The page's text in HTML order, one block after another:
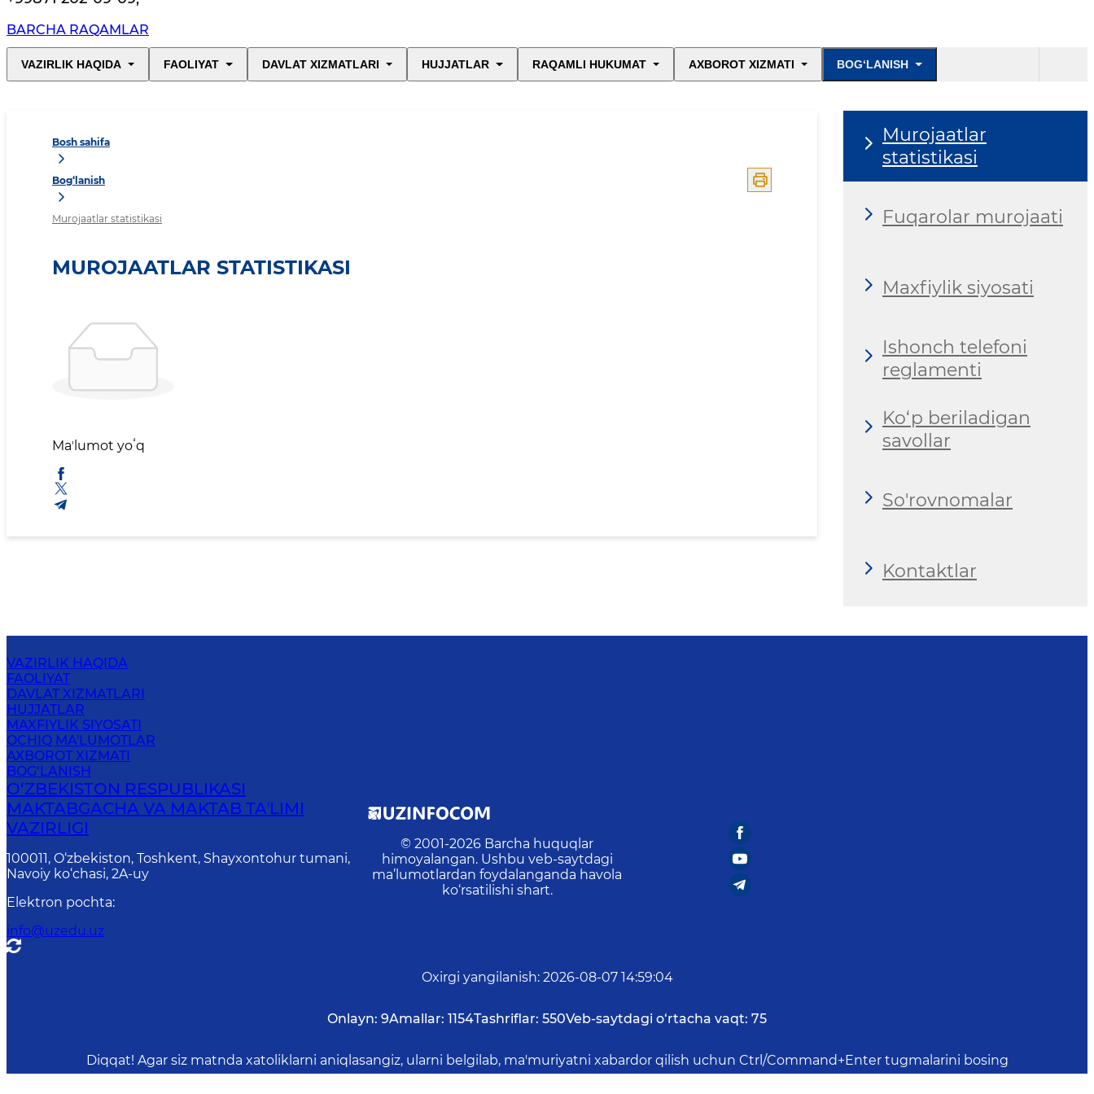
BARCHA RAQAMLAR
VAZIRLIK HAQIDA FAOLIYAT DAVLAT XIZMATLARI HUJJATLAR RAQAMLI HUKUMAT AXBOROT XIZMATI BOG‘LANISH
Bosh sahifa
Bog‘lanish
Murojaatlar statistikasi
MUROJAATLAR STATISTIKASI
Maʼlumot yoʻq
Murojaatlar
statistikasi
Fuqarolar murojaati
Maxfiylik siyosati
Ishonch telefoni
reglamenti
Ko‘p beriladigan
savollar
So'rovnomalar
Kontaktlar
VAZIRLIK HAQIDA
FAOLIYAT
DAVLAT XIZMATLARI
HUJJATLAR
MAXFIYLIK SIYOSATI
OCHIQ MA'LUMOTLAR
AXBOROT XIZMATI
BOG‘LANISH
O‘ZBEKISTON RESPUBLIKASI
MAKTABGACHA VA MAKTAB TAʼLIMI
VAZIRLIGI
100011, O‘zbekiston, Toshkent, Shayxontohur tumani,
Navoiy ko‘chasi, 2A-uy
Elektron pochta:
info@uzedu.uz
© 2001-2026 Barcha huquqlar
himoyalangan. Ushbu veb-saytdagi
ma’lumotlardan foydalanganda havola
ko‘rsatilishi shart.
Oxirgi yangilanish: 2026-08-07 14:59:04
Onlayn: 9Amallar: 1154Tashriflar: 550Veb-saytdagi o‘rtacha vaqt: 75
Diqqat! Agar siz matnda xatoliklarni aniqlasangiz, ularni belgilab, ma'muriyatni xabardor qilish uchun Ctrl/Command+Enter tugmalarini bosing